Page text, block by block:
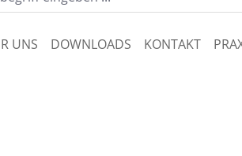
UNS DOWNLOADS KONTAKT